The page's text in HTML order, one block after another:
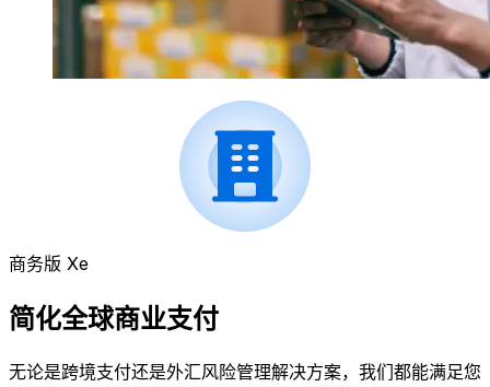
商务版 Xe
简化全球商业支付
无论是跨境支付还是外汇风险管理解决方案，我们都能满足您